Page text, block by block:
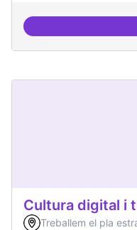
Cultura digital i
Treballem el pla